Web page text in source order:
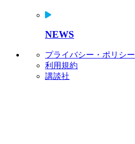
NEWS
プライバシー・ポリシー
利用規約
講談社